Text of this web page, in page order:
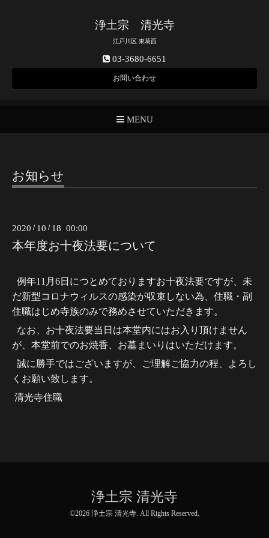
浄土宗 清光寺
江戸川区 東葛西
03-3680-6651
お問い合わせ
MENU
お知らせ
2020 / 10 / 18 00:00
本年度お十夜法要について
例年11月6日につとめておりますお十夜法要ですが、未
だ新型コロナウィルスの感染が収束しない為、住職・副
住職はじめ寺族のみで務めさせていただきます。
なお、お十夜法要当日は本堂内にはお入り頂けません
が、本堂前でのお焼香、お墓まいりはいただけます。
誠に勝手ではございますが、ご理解ご協力の程、よろし
くお願い致します。
清光寺住職
浄土宗 清光寺
©2026 浄土宗 清光寺 . All Rights Reserved.